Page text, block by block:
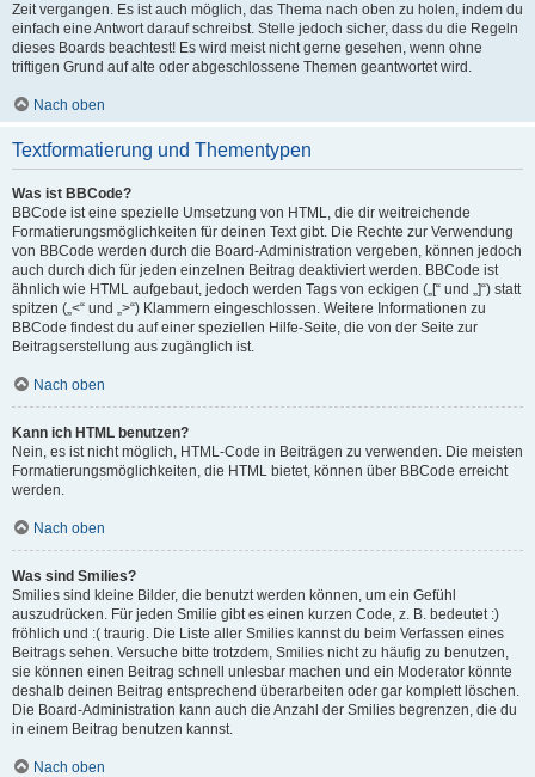
Zeit vergangen. Es ist auch möglich, das Thema nach oben zu holen, indem du
einfach eine Antwort darauf schreibst. Stelle jedoch sicher, dass du die Regeln
dieses Boards beachtest! Es wird meist nicht gerne gesehen, wenn ohne
triftigen Grund auf alte oder abgeschlossene Themen geantwortet wird.
Nach oben
Textformatierung und Thementypen
Was ist BBCode?
BBCode ist eine spezielle Umsetzung von HTML, die dir weitreichende
Formatierungsmöglichkeiten für deinen Text gibt. Die Rechte zur Verwendung
von BBCode werden durch die Board-Administration vergeben, können jedoch
auch durch dich für jeden einzelnen Beitrag deaktiviert werden. BBCode ist
ähnlich wie HTML aufgebaut, jedoch werden Tags von eckigen („[“ und „]“) statt
spitzen („<“ und „>“) Klammern eingeschlossen. Weitere Informationen zu
BBCode findest du auf einer speziellen Hilfe-Seite, die von der Seite zur
Beitragserstellung aus zugänglich ist.
Nach oben
Kann ich HTML benutzen?
Nein, es ist nicht möglich, HTML-Code in Beiträgen zu verwenden. Die meisten
Formatierungsmöglichkeiten, die HTML bietet, können über BBCode erreicht
werden.
Nach oben
Was sind Smilies?
Smilies sind kleine Bilder, die benutzt werden können, um ein Gefühl
auszudrücken. Für jeden Smilie gibt es einen kurzen Code, z. B. bedeutet :)
fröhlich und :( traurig. Die Liste aller Smilies kannst du beim Verfassen eines
Beitrags sehen. Versuche bitte trotzdem, Smilies nicht zu häufig zu benutzen,
sie können einen Beitrag schnell unlesbar machen und ein Moderator könnte
deshalb deinen Beitrag entsprechend überarbeiten oder gar komplett löschen.
Die Board-Administration kann auch die Anzahl der Smilies begrenzen, die du
in einem Beitrag benutzen kannst.
Nach oben